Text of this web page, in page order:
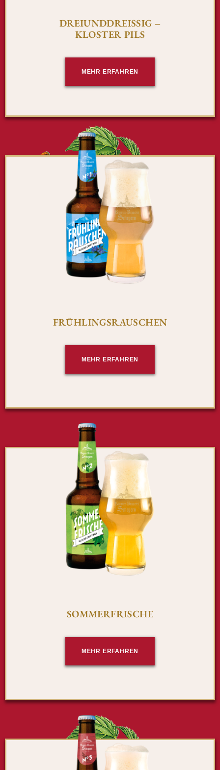
DREIUNDDREISSIG –
KLOSTER PILS
MEHR ERFAHREN
FRÜHLINGSRAUSCHEN
MEHR ERFAHREN
SOMMERFRISCHE
MEHR ERFAHREN